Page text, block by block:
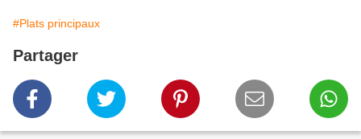
#Plats principaux
Partager